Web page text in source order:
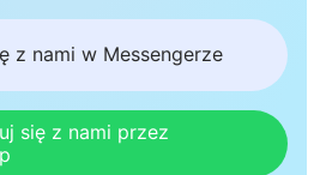
z nami w Messengerze
się z nami przez